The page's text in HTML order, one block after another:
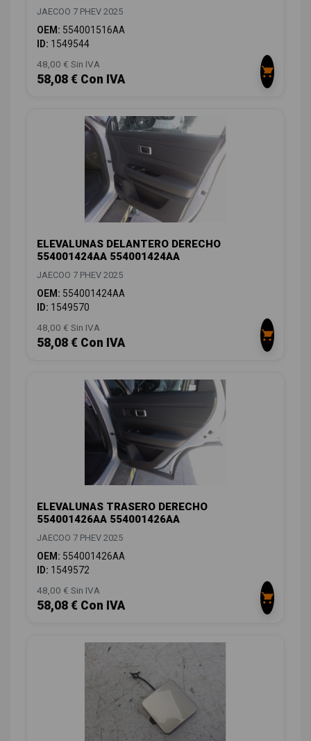
JAECOO 7 PHEV 2025
OEM: 554001516AA
ID: 1549544
48,00 € Sin IVA
58,08 € Con IVA
ELEVALUNAS DELANTERO DERECHO
554001424AA 554001424AA
JAECOO 7 PHEV 2025
OEM: 554001424AA
ID: 1549570
48,00 € Sin IVA
58,08 € Con IVA
ELEVALUNAS TRASERO DERECHO
554001426AA 554001426AA
JAECOO 7 PHEV 2025
OEM: 554001426AA
ID: 1549572
48,00 € Sin IVA
58,08 € Con IVA